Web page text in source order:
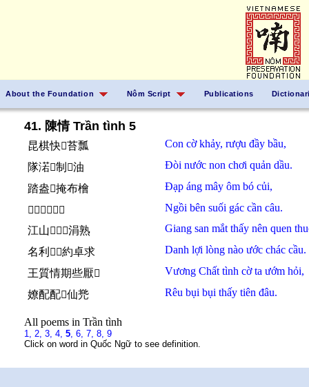
About the Foundation Nôm Script Publications
41. 陳情 Trần tình 5
昆棋快𨢇苔瓢 Con cờkhảy, rượu đầy bầu,
隊渃𡽫制𬋩油
Đòi nước non chơi quản dầu.
踏盎𩄲掩布檜
Đạp áng mây ôm bó củi,
𡎢邊𤂬閣芹鈎
Ngồi bên suối gác cần câu.
江山𩈘𧡊𢧚涓熟
Giang san mắt thấy nên quen
名利𢚸𱜢約卓求
Danh lợi lòng nào ước chác cầu.
王質情期些厭𠳨
Vương Chất tình cờta ướm hỏi,
嫽配配𧡊仙兠
Rêu bụi bụi thấy tiên đâu.
All poems in Trần tình
1, 2, 3, 4, 5, 6, 7, 8, 9
Click on word in Quốc Ngữ to see definition.